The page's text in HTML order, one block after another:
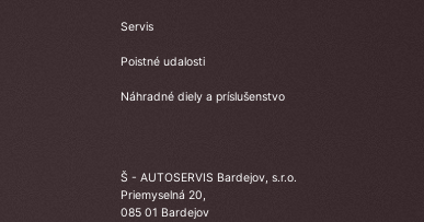
Servis
Poistné udalosti
Náhradné diely a príslušenstvo
Š - AUTOSERVIS Bardejov, s.r.o.
Priemyselná 20,
085 01 Bardejov